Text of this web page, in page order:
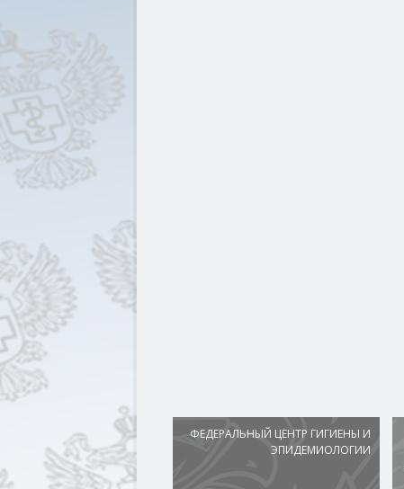
ФЕДЕРАЛЬНЫЙ ЦЕНТР ГИГИЕНЫ И
ЭПИДЕМИОЛОГИИ